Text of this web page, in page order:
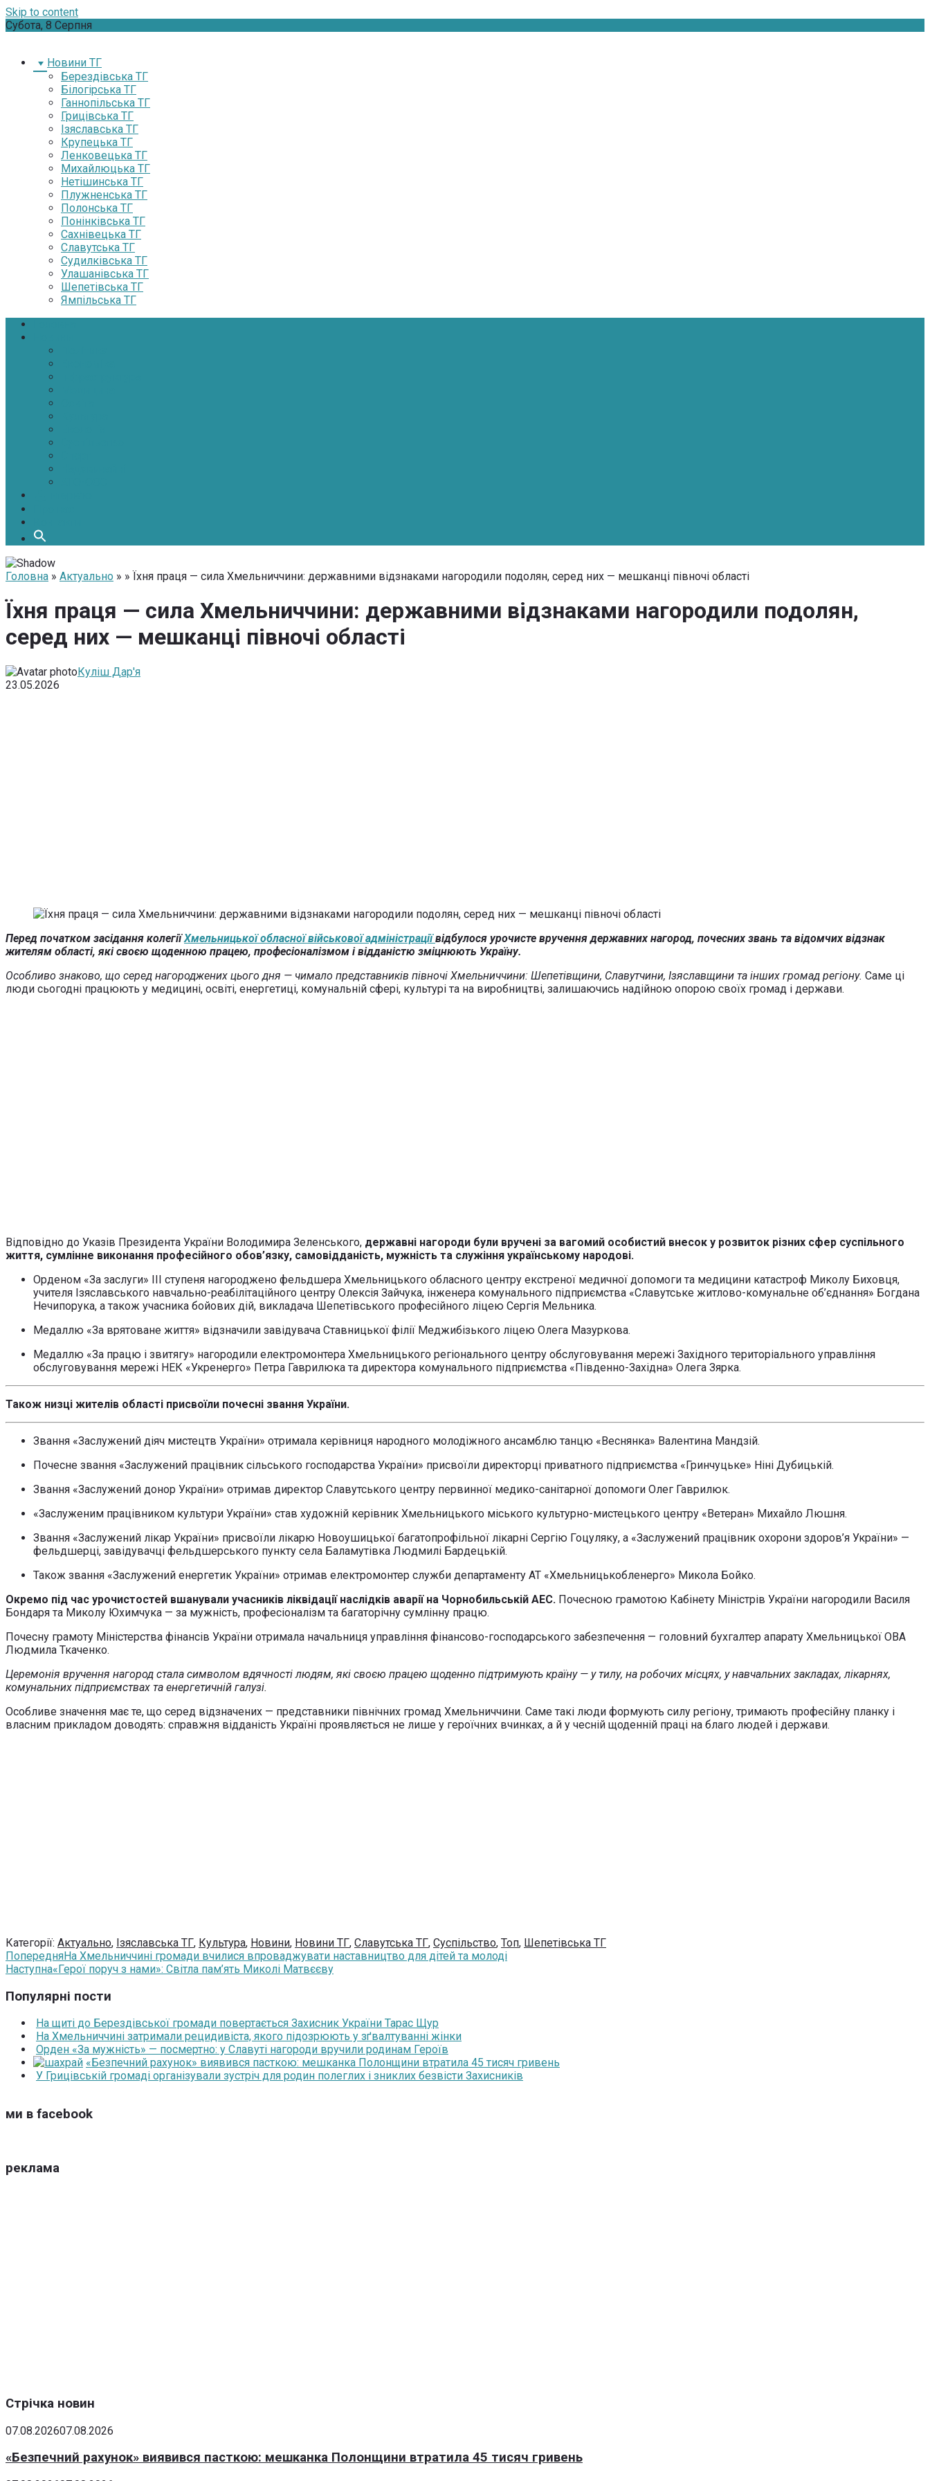
Skip to content
Субота, 8 Серпня
Новини ТГ
Берездівська ТГ
Білогірська ТГ
Ганнопільська ТГ
Грицівська ТГ
Ізяславська ТГ
Крупецька ТГ
Ленковецька ТГ
Михайлюцька ТГ
Нетішинська ТГ
Плужненська ТГ
Полонська ТГ
Понінківська ТГ
Сахнівецька ТГ
Славутська ТГ
Судилківська ТГ
Улашанівська ТГ
Шепетівська ТГ
Ямпільська ТГ
Головна » Актуально » » Їхня праця — сила Хмельниччини: державними відзнаками нагородили подолян, серед них — мешканці півночі області
Їхня праця — сила Хмельниччини: державними відзнаками нагородили подолян,
серед них — мешканці півночі області
Куліш Дар'я
23.05.2026
Перед початком засідання колегіїХмельницької обласної військової адміністраціївідбулося урочисте вручення державних нагород, почесних звань та відомчих відзнак
жителям області, які своєю щоденною працею, професіоналізмом і відданістю зміцнюють Україну.
Особливо знаково, що серед нагороджених цього дня — чимало представників півночі Хмельниччини: Шепетівщини, Славутчини, Ізяславщини та інших громад регіону. Саме ці
люди сьогодні працюють у медицині, освіті, енергетиці, комунальній сфері, культурі та на виробництві, залишаючись надійною опорою своїх громад і держави.
Відповідно до Указів Президента України Володимира Зеленського, державні нагороди були вручені за вагомий особистий внесок у розвиток різних сфер суспільного
життя, сумлінне виконання професійного обов’язку, самовідданість, мужність та служіння українському народові.
Орденом «За заслуги» ІІІ ступеня нагороджено фельдшера Хмельницького обласного центру екстреної медичної допомоги та медицини катастроф Миколу Биховця,
учителя Ізяславського навчально-реабілітаційного центру Олексія Зайчука, інженера комунального підприємства «Славутське житлово-комунальне об’єднання» Богдана
Нечипорука, а також учасника бойових дій, викладача Шепетівського професійного ліцею Сергія Мельника.
Медаллю «За врятоване життя» відзначили завідувача Ставницької філії Меджибізького ліцею Олега Мазуркова.
Медаллю «За працю і звитягу» нагородили електромонтера Хмельницького регіонального центру обслуговування мережі Західного територіального управління
обслуговування мережі НЕК «Укренерго» Петра Гаврилюка та директора комунального підприємства «Південно-Західна» Олега Зярка.
Також низці жителів області присвоїли почесні звання України.
Звання «Заслужений діяч мистецтв України» отримала керівниця народного молодіжного ансамблю танцю «Веснянка» Валентина Мандзій.
Почесне звання «Заслужений працівник сільського господарства України» присвоїли директорці приватного підприємства «Гринчуцьке» Ніні Дубицькій.
Звання «Заслужений донор України» отримав директор Славутського центру первинної медико-санітарної допомоги Олег Гаврилюк.
«Заслуженим працівником культури України» став художній керівник Хмельницького міського культурно-мистецького центру «Ветеран» Михайло Люшня.
Звання «Заслужений лікар України» присвоїли лікарю Новоушицької багатопрофільної лікарні Сергію Гоцуляку, а «Заслужений працівник охорони здоров’я України» —
фельдшерці, завідувачці фельдшерського пункту села Баламутівка Людмилі Бардецькій.
Також звання «Заслужений енергетик України» отримав електромонтер служби департаменту АТ «Хмельницькобленерго» Микола Бойко.
Окремо під час урочистостей вшанували учасників ліквідації наслідків аварії на Чорнобильській АЕС. Почесною грамотою Кабінету Міністрів України нагородили Василя
Бондаря та Миколу Юхимчука — за мужність, професіоналізм та багаторічну сумлінну працю.
Почесну грамоту Міністерства фінансів України отримала начальниця управління фінансово-господарського забезпечення — головний бухгалтер апарату Хмельницької ОВА
Людмила Ткаченко.
Церемонія вручення нагород стала символом вдячності людям, які своєю працею щоденно підтримують країну — у тилу, на робочих місцях, у навчальних закладах, лікарнях,
комунальних підприємствах та енергетичній галузі.
Особливе значення має те, що серед відзначених — представники північних громад Хмельниччини. Саме такі люди формують силу регіону, тримають професійну планку і
власним прикладом доводять: справжня відданість Україні проявляється не лише у героїчних вчинках, а й у чесній щоденній праці на благо людей і держави.
Категорії: Актуально, Ізяславська ТГ, Культура, Новини, Новини ТГ, Славутська ТГ, Суспільство, Топ, Шепетівська ТГ
ПопередняНа Хмельниччині громади вчилися впроваджувати наставництво для дітей та молоді
Наступна«Герої поруч з нами»: Світла пам’ять Миколі Матвєєву
Популярні пости
На щиті до Берездівської громади повертається Захисник України Тарас Щур
На Хмельниччині затримали рецидивіста, якого підозрюють у зґвалтуванні жінки
Орден «За мужність» — посмертно: у Славуті нагороди вручили родинам Героїв
«Безпечний рахунок» виявився пасткою: мешканка Полонщини втратила 45 тисяч гривень
У Грицівській громаді організували зустріч для родин полеглих і зниклих безвісти Захисників
ми в facebook
реклама
Стрічка новин
07.08.202607.08.2026
«Безпечний рахунок» виявився пасткою: мешканка Полонщини втратила 45 тисяч гривень